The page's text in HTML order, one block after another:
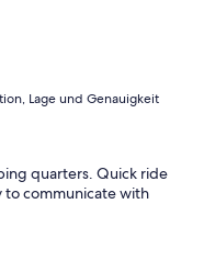
Lage und Genauigkeit
quarters. Quick ride
to communicate with